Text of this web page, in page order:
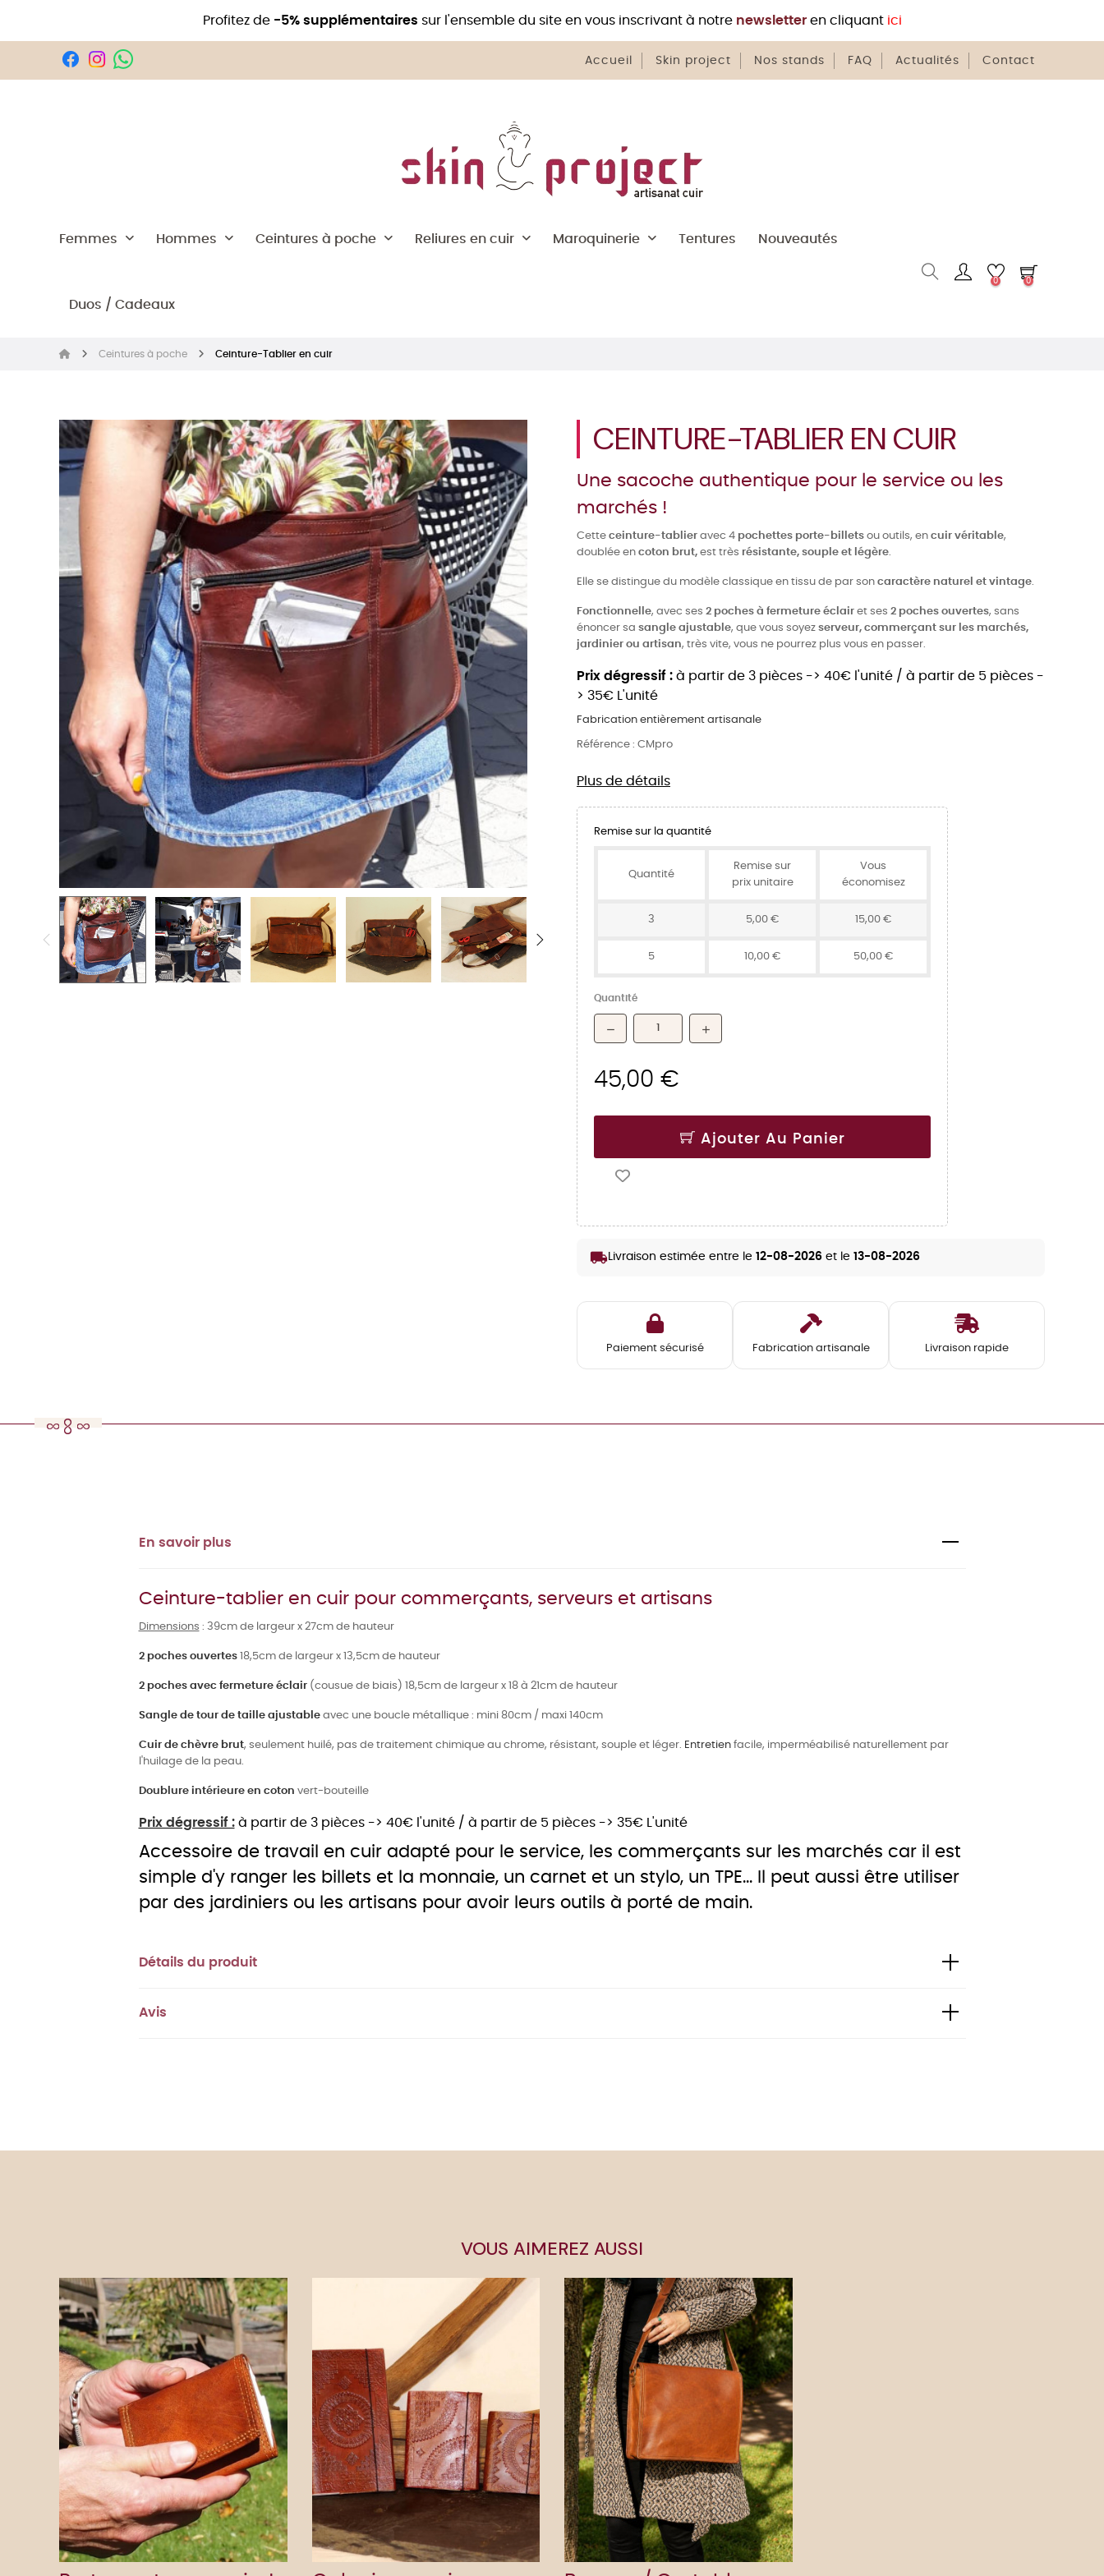
Profitez de-5% supplémentaires sur l'ensemble du site en vous inscrivant à notre newsletteren cliquant ici
Accueil Skin project Nos stands FAQ Actualités Contact
Femmes Hommes Ceintures à poche Reliures en cuir Maroquinerie Tentures Nouveautés
Duos / Cadeaux
0 0
Ceintures à poche Ceinture-Tablier en cuir
CEINTURE-TABLIER EN CUIR
Une sacoche authentique pour le service ou les
marchés !
Cette ceinture-tablier avec 4 pochettes porte-billets ou outils, en cuir véritable,
doublée en coton brut, est très résistante, souple et légère.
Elle se distingue du modèle classique en tissu de par son caractère naturel et vintage.
Fonctionnelle, avec ses 2 poches à fermeture éclair et ses 2 poches ouvertes, sans
énoncer sa sangle ajustable, que vous soyez serveur, commerçant sur les marchés,
jardinier ou artisan, très vite, vous ne pourrez plus vous en passer.
Prix dégressif : à partir de 3 pièces -> 40€ l'unité / à partir de 5 pièces -
> 35€ L'unité
Fabrication entièrement artisanale
Référence : CMpro
Plus de détails
Remise sur la quantité
Quantité
Remise sur
prix unitaire
Vous
économisez
3 5,00 € 15,00 €
5 10,00 € 50,00 €
Quantité
45,00 €
Ajouter Au Panier
local_shipping Livraison estimée entre le 12-08-2026 et le 13-08-2026
Paiement sécurisé Fabrication artisanale Livraison rapide
En savoir plus
Ceinture-tablier en cuir pour commerçants, serveurs et artisans
Dimensions : 39cm de largeur x 27cm de hauteur
2 poches ouvertes18,5cm de largeur x 13,5cm de hauteur
2 poches avec fermeture éclair(cousue de biais) 18,5cm de largeur x 18 à 21cm de hauteur
Sangle de tour de taille ajustableavec une boucle métallique : mini 80cm / maxi 140cm
Cuir de chèvre brut, seulement huilé, pas de traitement chimique au chrome, résistant, souple et léger. Entretienfacile, imperméabilisé naturellement par
l'huilage de la peau.
Doublure intérieure en coton vert-bouteille
Prix dégressif :à partir de 3 pièces -> 40€ l'unité / à partir de 5 pièces -> 35€ L'unité
Accessoire de travail en cuir adapté pour le service, les commerçants sur les marchés car il est
simple d'y ranger les billets et la monnaie, un carnet et un stylo, un TPE... Il peut aussi être utiliser
par des jardiniers ou les artisans pour avoir leurs outils à porté de main.
Détails du produit
Avis
VOUS AIMEREZ AUSSI